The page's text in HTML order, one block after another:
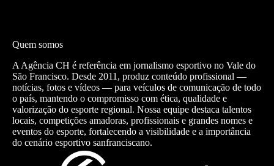
Quem somos
A Agência CH é referência em jornalismo esportivo no Vale do
São Francisco. Desde 2011, produz conteúdo profissional —
notícias, fotos e vídeos — para veículos de comunicação de todo
o país, mantendo o compromisso com ética, qualidade e
valorização do esporte regional. Nossa equipe destaca talentos
locais, competições amadoras, profissionais e grandes nomes e
eventos do esporte, fortalecendo a visibilidade e a importância
do cenário esportivo sanfranciscano.